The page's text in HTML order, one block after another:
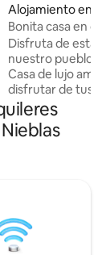
Alojamiento en
Bonita casa en
Disfruta de esta
nuestro pueblo
Casa de lujo
disfrutar de tus
todos los servicios
una planta,
mayores. 1ra